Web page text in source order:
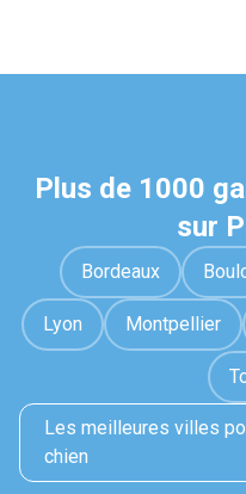
Plus de 1000
sur
Bordeaux
Lyon Montpellier
Les meilleures villes
chien